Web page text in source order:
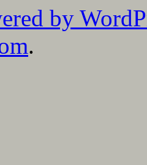
by
.